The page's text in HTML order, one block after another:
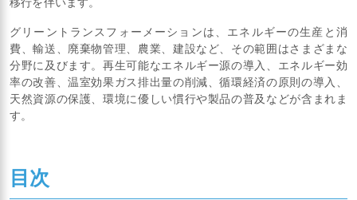
グリーントランスフォーメーションは、エネルギーの生産と消
費、輸送、廃棄物管理、農業、建設など、その範囲はさまざまな
分野に及びます。再生可能なエネルギー源の導入、エネルギー効
率の改善、温室効果ガス排出量の削減、循環経済の原則の導入、
天然資源の保護、環境に優しい慣行や製品の普及などが含まれま
す。
目次